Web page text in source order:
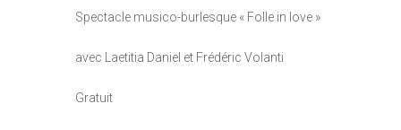
Spectacle musico-burlesque « Folle in love »
avec Laetitia Daniel et Frédéric Volanti
Gratuit